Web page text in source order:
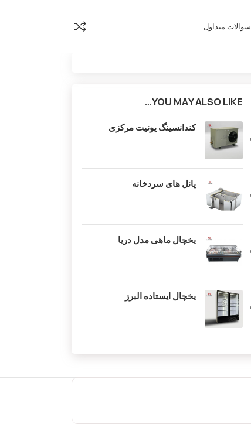
سوالات متداول
YOU MAY ALSO LIKE…
کندانسینگ یونیت مرکزی
پانل های سردخانه
یخچال ماهی مدل دریا
یخچال ایستاده البرز